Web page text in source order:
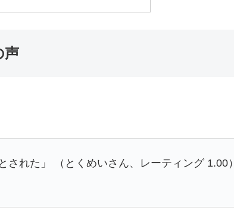
声
された」 （とくめいさん、レーティング 1.00）